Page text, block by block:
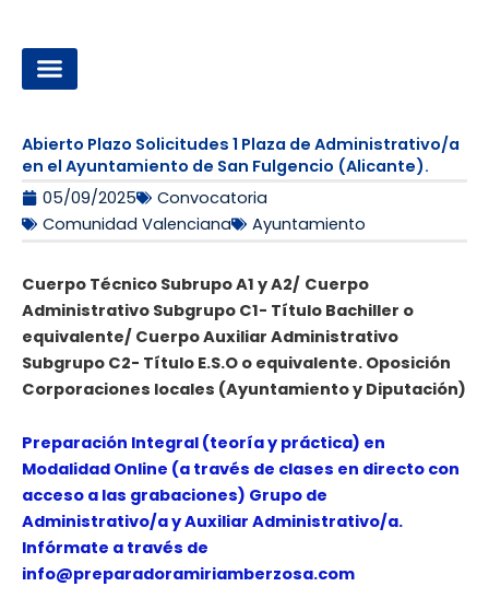
contenido
Abierto Plazo Solicitudes 1 Plaza de Administrativo/a
en el Ayuntamiento de San Fulgencio (Alicante).
05/09/2025
Convocatoria
Comunidad Valenciana
Ayuntamiento
Cuerpo Técnico Subrupo A1 y A2/ Cuerpo
Administrativo Subgrupo C1- Título Bachiller o
equivalente/ Cuerpo Auxiliar Administrativo
Subgrupo C2- Título E.S.O o equivalente. Oposición
Corporaciones locales (Ayuntamiento y Diputación)
Preparación Integral (teoría y práctica) en
Modalidad Online (a través de clases en directo con
acceso a las grabaciones) Grupo de
Administrativo/a y Auxiliar Administrativo/a.
Infórmate a través de
info@preparadoramiriamberzosa.com